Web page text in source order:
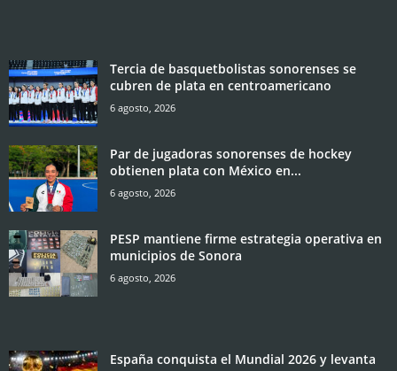
Tercia de basquetbolistas sonorenses se
cubren de plata en centroamericano
6 agosto, 2026
Par de jugadoras sonorenses de hockey
obtienen plata con México en...
6 agosto, 2026
PESP mantiene firme estrategia operativa en
municipios de Sonora
6 agosto, 2026
España conquista el Mundial 2026 y levanta